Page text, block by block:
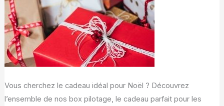
Vous cherchez le cadeau idéal pour Noël ? Découvrez
l’ensemble de nos box pilotage, le cadeau parfait pour les
stage
de
pilotage